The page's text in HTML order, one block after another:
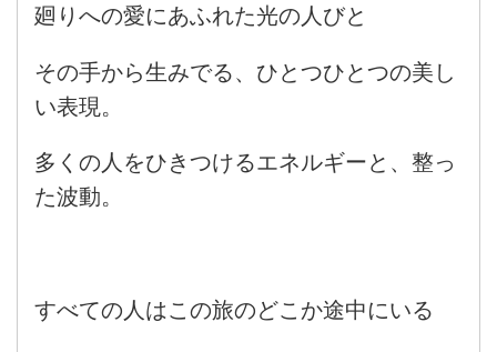
廻りへの愛にあふれた光の人びと
その手から生みでる、ひとつひとつの美し
い表現。
多くの人をひきつけるエネルギーと、整っ
た波動。
すべての人はこの旅のどこか途中にいる